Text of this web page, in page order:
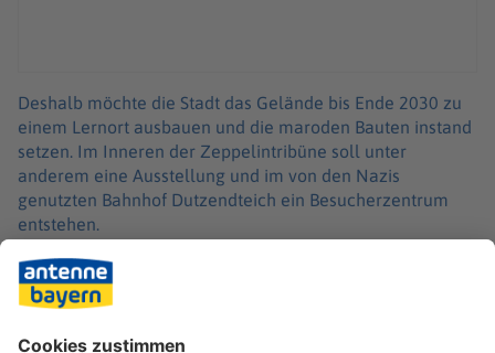
Deshalb möchte die Stadt das Gelände bis Ende 2030 zu
einem Lernort ausbauen und die maroden Bauten instand
setzen. Im Inneren der Zeppelintribüne soll unter
anderem eine Ausstellung und im von den Nazis
genutzten Bahnhof Dutzendteich ein Besucherzentrum
entstehen.
Mit insgesamt 127,5 Millionen Euro werden Bund und
Land das Vorhaben auf dem Zeppelinfeld und an der
Kongresshalle fördern, die zu einem Kulturort mit Ateliers,
Ausstellungsräumen und einer Ersatzspielstätte für